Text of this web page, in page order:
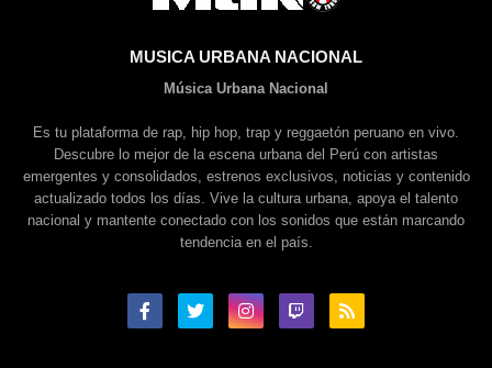
MUSICA URBANA NACIONAL
Música Urbana Nacional
Es tu plataforma de rap, hip hop, trap y reggaetón peruano en vivo.
Descubre lo mejor de la escena urbana del Perú con artistas
emergentes y consolidados, estrenos exclusivos, noticias y contenido
actualizado todos los días. Vive la cultura urbana, apoya el talento
nacional y mantente conectado con los sonidos que están marcando
tendencia en el país.